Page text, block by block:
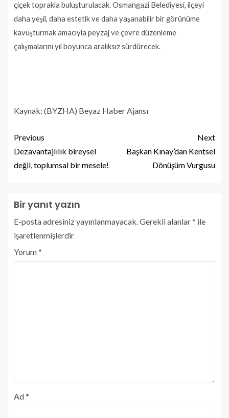
çiçek toprakla buluşturulacak. Osmangazi Belediyesi, ilçeyi
daha yeşil, daha estetik ve daha yaşanabilir bir görünüme
kavuşturmak amacıyla peyzaj ve çevre düzenleme
çalışmalarını yıl boyunca aralıksız sürdürecek.
Kaynak: (BYZHA) Beyaz Haber Ajansı
Previous
Dezavantajlılık bireysel
değil, toplumsal bir mesele!
Next
Başkan Kınay’dan Kentsel
Dönüşüm Vurgusu
Bir yanıt yazın
E-posta adresiniz yayınlanmayacak. Gerekli alanlar* ile
işaretlenmişlerdir
Yorum*
Ad*